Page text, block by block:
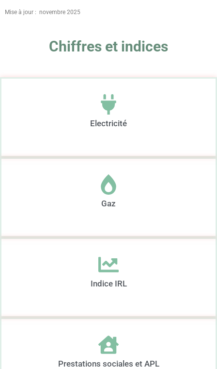
Mise à jour : novembre 2025
Chiffres et indices
Electricité
Gaz
Indice IRL
Prestations sociales et APL